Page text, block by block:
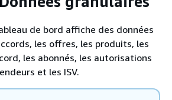
de bord affiche des données
les offres, les produits, les
les abonnés, les autorisations
et les ISV.